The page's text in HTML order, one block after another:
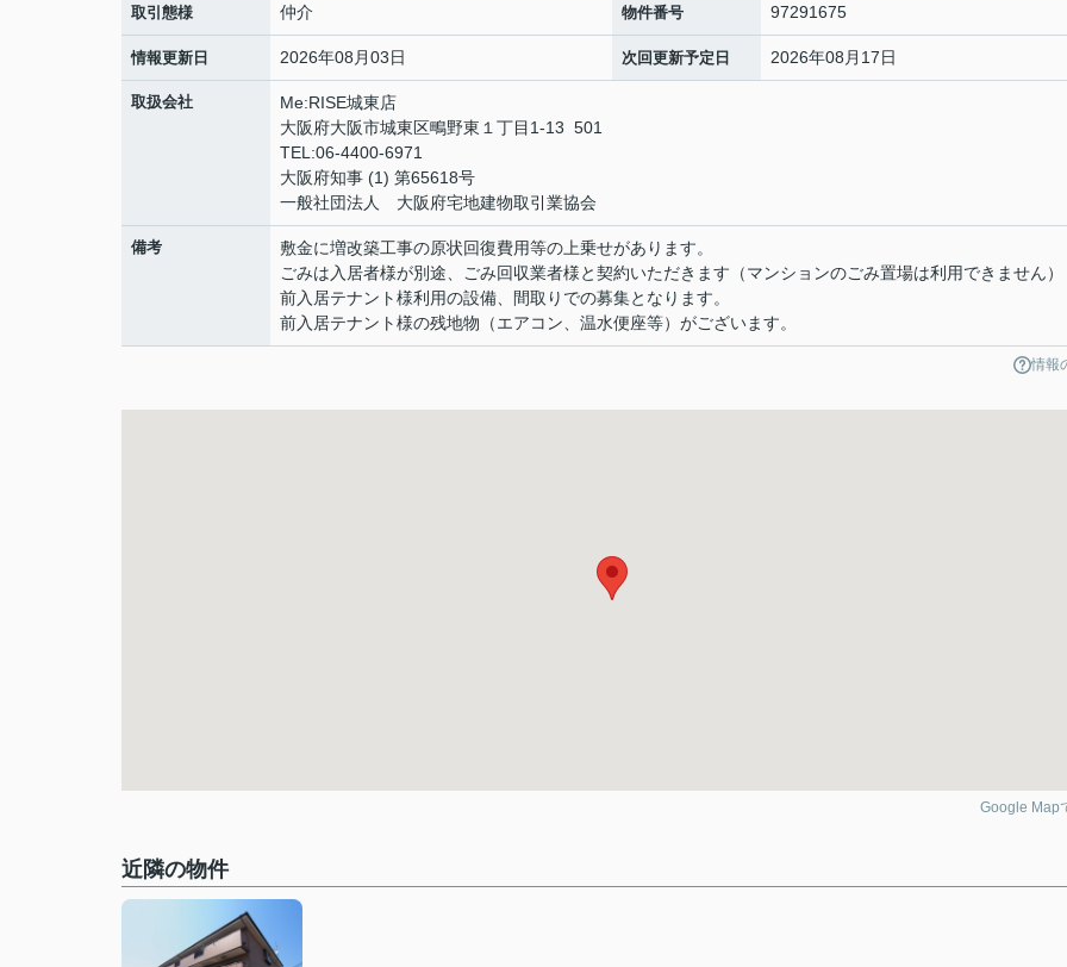
取引態様 仲介 物件番号 97291675
情報更新日 2026年08月03日 次回更新予定日 2026年08月17日
取扱会社
Me:RISE城東店
大阪府大阪市城東区鴫野東１丁目1-13 501
TEL:06-4400-6971
大阪府知事 (1) 第65618号
一般社団法人 大阪府宅地建物取引業協会
備考
敷金に増改築工事の原状回復費用等の上乗せがあります。
ごみは入居者様が別途、ごみ回収業者様と契約いただきます（マンションのごみ置場は利用できません）
前入居テナント様利用の設備、間取りでの募集となります。
前入居テナント様の残地物（エアコン、温水便座等）がございます。
情報
Google Map
近隣の物件